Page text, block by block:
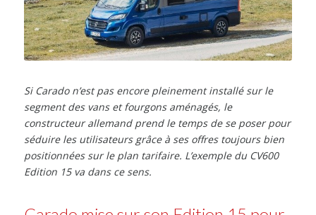
Si Carado n’est pas encore pleinement installé sur le
segment des vans et fourgons aménagés, le
constructeur allemand prend le temps de se poser pour
séduire les utilisateurs grâce à ses offres toujours bien
positionnées sur le plan tarifaire. L’exemple du CV600
Edition 15 va dans ce sens.